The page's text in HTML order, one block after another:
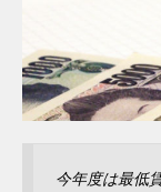
今年度は最低